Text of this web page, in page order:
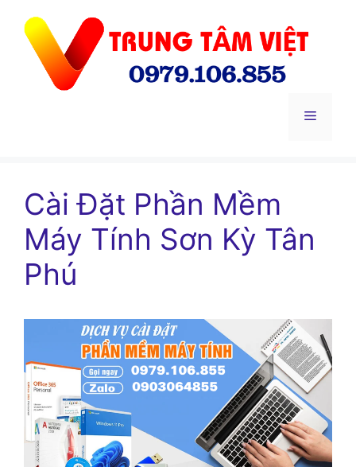
Menu
Cài Đặt Phần Mềm
Máy Tính Sơn Kỳ Tân
Phú